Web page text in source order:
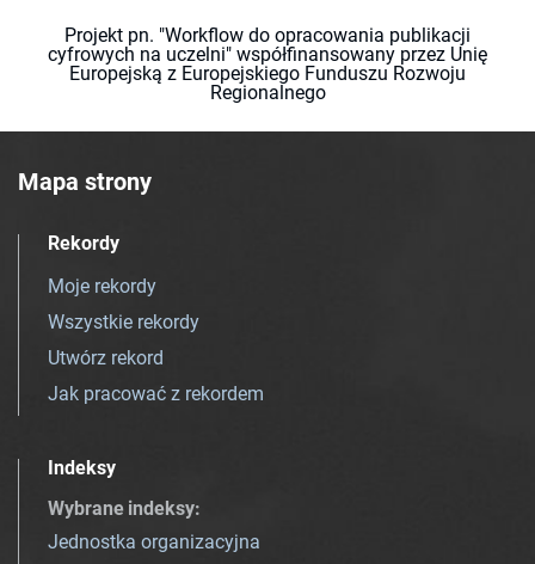
Projekt pn. "Workflow do opracowania publikacji
cyfrowych na uczelni" współfinansowany przez Unię
Europejską z Europejskiego Funduszu Rozwoju
Regionalnego
Mapa strony
Rekordy
Moje rekordy
Wszystkie rekordy
Utwórz rekord
Jak pracować z rekordem
Indeksy
Wybrane indeksy:
Jednostka organizacyjna